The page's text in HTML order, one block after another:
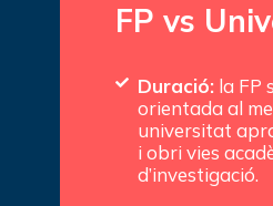
FP vs
Duració: la FP
orientada al
universitat
i obri vies
d’investigació.